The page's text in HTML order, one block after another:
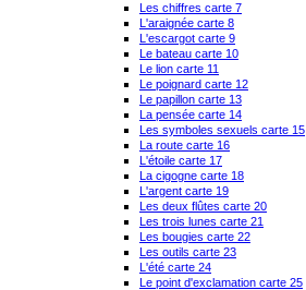
Les chiffres carte 7
L'araignée carte 8
L'escargot carte 9
Le bateau carte 10
Le lion carte 11
Le poignard carte 12
Le papillon carte 13
La pensée carte 14
Les symboles sexuels carte 15
La route carte 16
L'étoile carte 17
La cigogne carte 18
L'argent carte 19
Les deux flûtes carte 20
Les trois lunes carte 21
Les bougies carte 22
Les outils carte 23
L'été carte 24
Le point d'exclamation carte 25